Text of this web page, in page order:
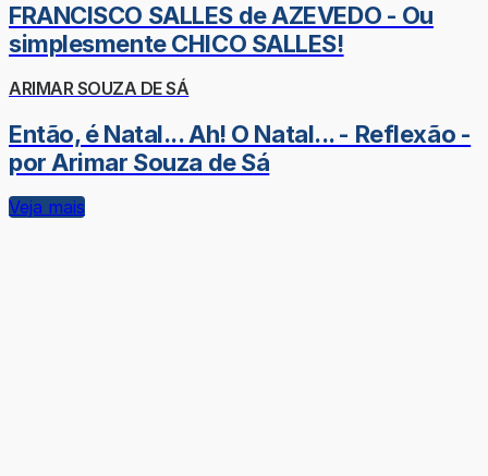
FRANCISCO SALLES de AZEVEDO - Ou
simplesmente CHICO SALLES!
ARIMAR SOUZA DE SÁ
Então, é Natal... Ah! O Natal... - Reflexão -
por Arimar Souza de Sá
Veja mais